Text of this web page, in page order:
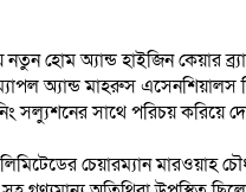
নতুন হোম অ্যান্ড হাইজিন
ম্যাপল অ্যান্ড মাহরুস
সল্যুশনের সাথে পরিচয়
চেয়ারম্যান মারওয়াহ